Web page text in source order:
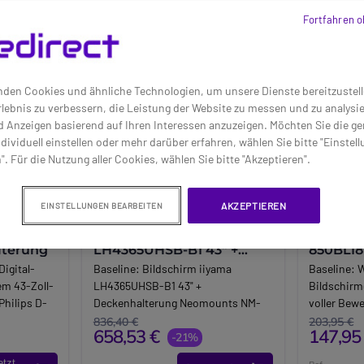
43"-
43-Zoll-
D-
für
LH4365UHSB-B1 43" +
Neomounts NM-
C440BLACK
Baseline: Bildschirm iiyama
LH4365UHSB-B1 43" +
Deckenhalterung Neomounts NM-
C440BLACK: professionelle Lösung
für Räume und Beschilderung.
836,40 €
658,53 € -21%
Baseline:
voller
einer
203,95 €
Cookies und ähnliche Technologien, um unsere Dienste
zu verbessern, die Leistung der Website zu messen und zu
Anzeigen basierend auf Ihren Interessen anzuzeigen. Möchten Sie die
einstellen oder mehr darüber erfahren, wählen Sie bitte
Für die Nutzung aller Cookies, wählen Sie bitte "Akzeptieren".
EINSTELLUNGEN BEARBEITEN AKZEPTIEREN
Fortfahren